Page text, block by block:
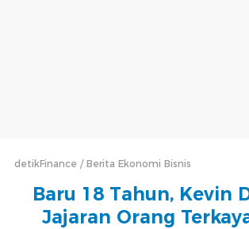
detikFinance Berita Ekonomi Bisnis
Baru 18 Tahun, Kevin
Jajaran Orang